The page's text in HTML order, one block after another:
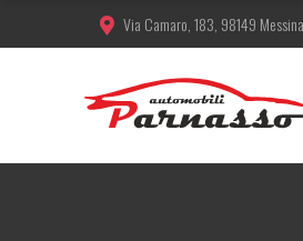
Via Camaro, 183, 98149